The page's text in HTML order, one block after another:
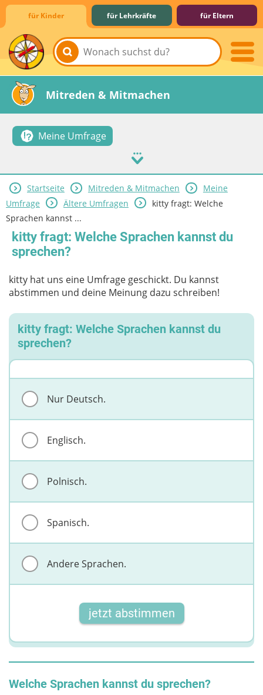
für Kinder für Lehrkräfte für Eltern
Lernen & Schule
Hobby & Freizeit
Spiel & Spaß
Mitreden & Mitmachen
Meine Umfrage
Startseite Mitreden & Mitmachen
Meine
Umfrage
Ältere Umfragen
kitty fragt: Welche
Sprachen kannst ...
kitty fragt: Welche Sprachen kannst du
sprechen?
kitty hat uns eine Umfrage geschickt. Du kannst
abstimmen und deine Meinung dazu schreiben!
kitty fragt: Welche Sprachen kannst du
sprechen?
Nur Deutsch.
Englisch.
Polnisch.
Spanisch.
Andere Sprachen.
jetzt abstimmen
Welche Sprachen kannst du sprechen?